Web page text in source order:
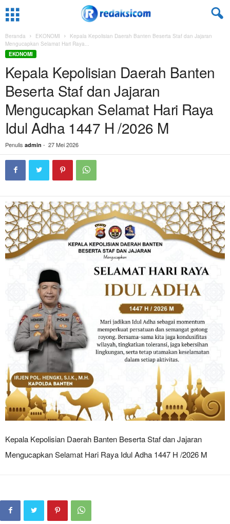
Beranda EKONOMI
Kepala Kepolisian Daerah Banten Beserta Staf dan Jajaran
Mengucapkan Selamat Hari Raya...
EKONOMI
Kepala Kepolisian Daerah Banten
Beserta Staf dan Jajaran
Mengucapkan Selamat Hari Raya
Idul Adha 1447 H /2026 M
Penulis admin - 27 Mei 2026
Kepala Kepolisian Daerah Banten Beserta Staf dan Jajaran
Mengucapkan Selamat Hari Raya Idul Adha 1447 H /2026 M